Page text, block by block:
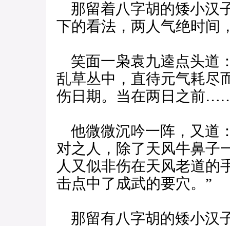
那留着八字胡的矮小汉
下的看法，两人气绝时间
笑面一枭袁九逵点头道
乱草丛中，直待元气耗尽
伤日期。当在两日之前
他微微沉吟一阵，又道
对之人，除了天风牛鼻子
人又似非伤在天风老道的
击点中了成武的要穴。”
那留有八字胡的矮小汉